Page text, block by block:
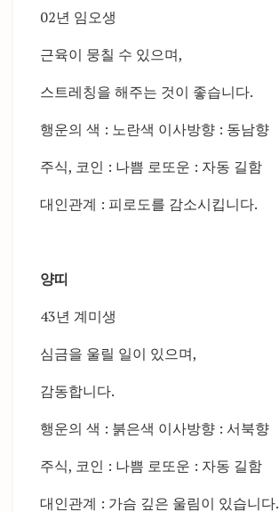
02년 임오생
근육이 뭉칠 수 있으며,
스트레칭을 해주는 것이 좋습니다.
행운의 색 : 노란색 이사방향 : 동남향
주식, 코인 : 나쁨 로또운 : 자동 길함
대인관계 : 피로도를 감소시킵니다.
양띠
43년 계미생
심금을 울릴 일이 있으며,
감동합니다.
행운의 색 : 붉은색 이사방향 : 서북향
주식, 코인 : 나쁨 로또운 : 자동 길함
대인관계 : 가슴 깊은 울림이 있습니다.